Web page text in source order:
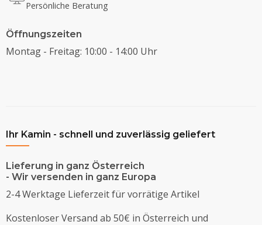
Persönliche Beratung
Öffnungszeiten
Montag - Freitag: 10:00 - 14:00 Uhr
Ihr Kamin - schnell und zuverlässig geliefert
Lieferung in ganz Österreich
- Wir versenden in ganz Europa
2-4 Werktage Lieferzeit für vorrätige Artikel
Kostenloser Versand ab 50€ in Österreich und